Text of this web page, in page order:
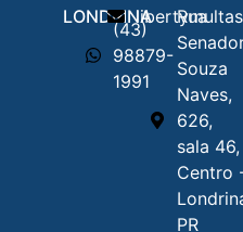
LONDRINA
(43)
98879-
1991
Rua
Souza
Naves,
626,
sala 46,
Centro
PR